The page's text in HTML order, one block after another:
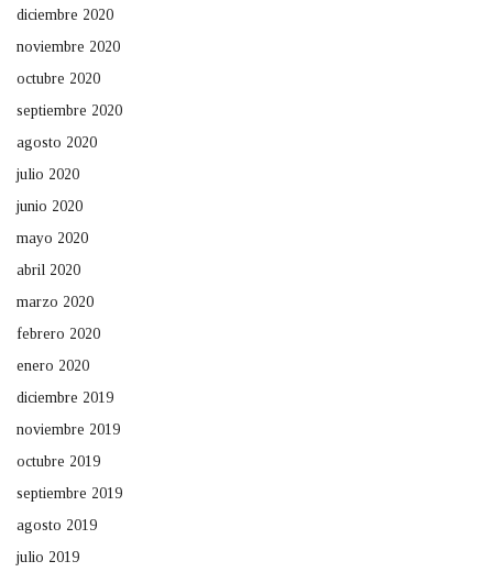
diciembre 2020
noviembre 2020
octubre 2020
septiembre 2020
agosto 2020
julio 2020
junio 2020
mayo 2020
abril 2020
marzo 2020
febrero 2020
enero 2020
diciembre 2019
noviembre 2019
octubre 2019
septiembre 2019
agosto 2019
julio 2019